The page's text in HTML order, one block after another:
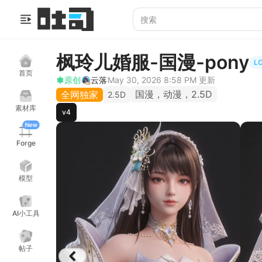
首页
素材库
New
Forge
模型
AI小工具
帖子
枫玲儿婚服-国漫-pony
原创 云落May 30, 2026 8:58 PM 更新
全网独家 2.5D 国漫，动漫，2.5D
v4